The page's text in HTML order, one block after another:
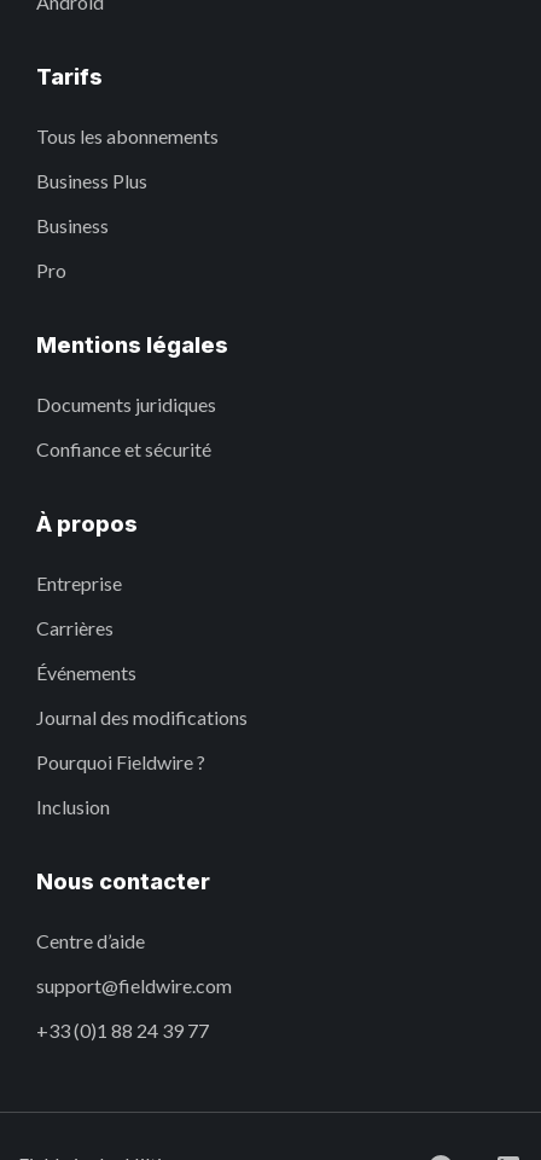
Tarifs
Tous les abonnements
Business Plus
Business
Pro
Mentions légales
Documents juridiques
Confiance et sécurité
À propos
Entreprise
Carrières
Événements
Journal des modifications
Pourquoi Fieldwire ?
Inclusion
Nous contacter
Centre d’aide
support@fieldwire.com
+33 (0)1 88 24 39 77